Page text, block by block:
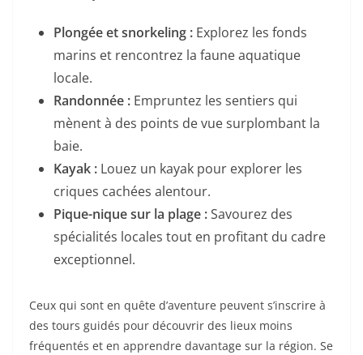
Plongée et snorkeling : Explorez les fonds
marins et rencontrez la faune aquatique
locale.
Randonnée : Empruntez les sentiers qui
mènent à des points de vue surplombant la
baie.
Kayak : Louez un kayak pour explorer les
criques cachées alentour.
Pique-nique sur la plage :Savourez des
spécialités locales tout en profitant du cadre
exceptionnel.
Ceux qui sont en quête d’aventure peuvent s’inscrire à
des tours guidés pour découvrir des lieux moins
fréquentés et en apprendre davantage sur la région. Se